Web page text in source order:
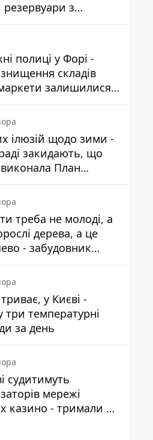
резервуари з
полиці у Форі -
складів
залишилися
ілюзій щодо зими -
закидають, що
План
на 20%
треба не молоді, а
дерева, а це
- забудовник
у Києві -
три температурні
за день
судитимуть
мережі
казино - тримали 39